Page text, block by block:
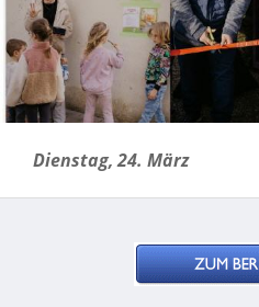
Dienstag, 24. März